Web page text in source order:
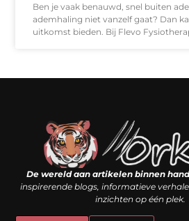
Ben je vaak benauwd, snel buiten
ademhaling niet vanzelf gaat? Dan
uitkomst bieden. Bij Flevo
De wereld aan artikelen binnen
inspirerende blogs, informatieve
inzichten op één plek.